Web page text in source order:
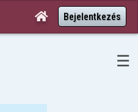
 Bejelentkezés
☰